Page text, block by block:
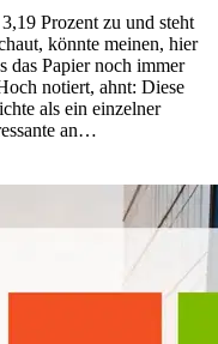
Prozent zu und steht
könnte meinen, hier
das Papier noch immer
notiert, ahnt: Diese
als ein einzelner
an…